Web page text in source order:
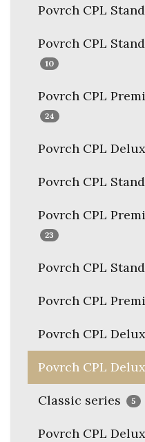
Povrch CPL
Povrch CPL
10
Povrch CPL
24
Povrch CPL
Povrch CPL
Povrch CPL
23
Povrch CPL
Povrch CPL
Povrch CPL
Povrch CPL
Classic series 5
Povrch CPL